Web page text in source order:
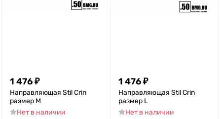
1 476₽
Направляющая Stil Crin
размер M
Нет в наличии
1 476₽
Направляющая Stil Crin
размер L
Нет в наличии